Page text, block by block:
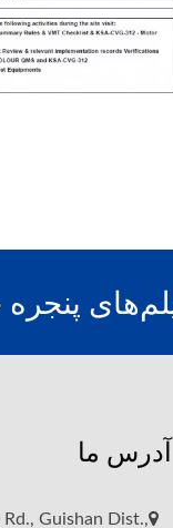
آدرس ما
Guishan Dist.,